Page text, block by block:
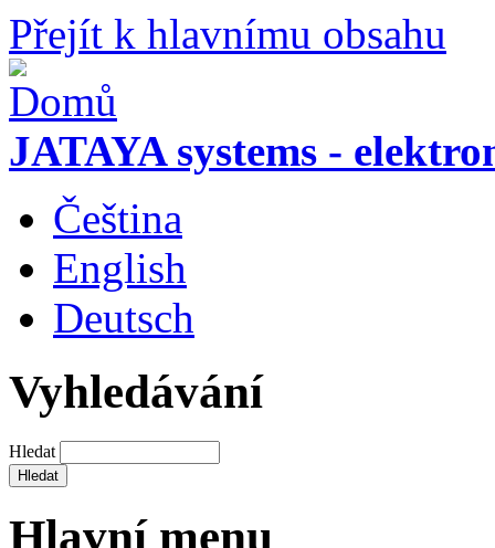
Přejít k hlavnímu obsahu
JATAYA systems -
Čeština
English
Deutsch
Vyhledávání
Hledat
Hlavní menu